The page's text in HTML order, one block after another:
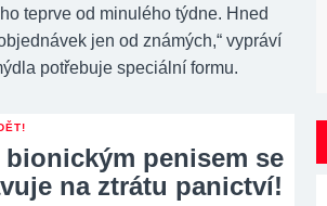
teprve od minulého týdne. Hned
jen od známých,“ vypráví
potřebuje speciální formu.
bionickým penisem se
na ztrátu panictví!